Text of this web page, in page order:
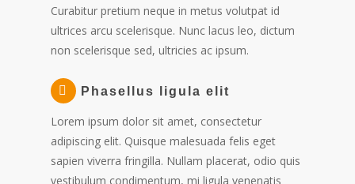
Curabitur pretium neque in metus volutpat id
ultrices arcu scelerisque. Nunc lacus leo, dictum
non scelerisque sed, ultricies ac ipsum.
Phasellus ligula elit
Lorem ipsum dolor sit amet, consectetur
adipiscing elit. Quisque malesuada felis eget
sapien viverra fringilla. Nullam placerat, odio quis
vestibulum condimentum, mi ligula venenatis